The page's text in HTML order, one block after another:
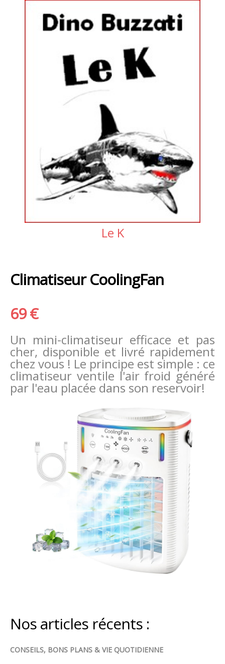
Le K
Climatiseur CoolingFan
69 €
Un mini-climatiseur efficace et pas
cher, disponible et livré rapidement
chez vous ! Le principe est simple : ce
climatiseur ventile l'air froid généré
par l'eau placée dans son reservoir!
Nos articles récents :
CONSEILS, BONS PLANS & VIE QUOTIDIENNE